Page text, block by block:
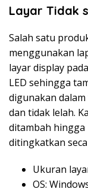
Layar Tidak
Salah satu
menggunakan
layar display
LED sehingga
digunakan
dan tidak lelah.
ditambah hingga
ditingkatkan
Ukuran
OS: